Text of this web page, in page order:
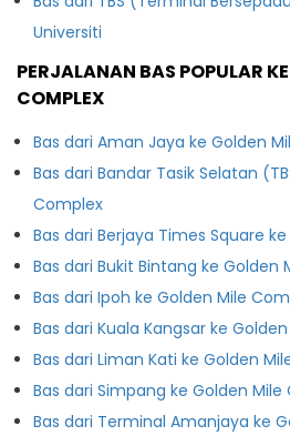
Universiti
PERJALANAN BAS POPULAR
COMPLEX
Bas dari Aman Jaya ke Golden
Bas dari Bandar Tasik Selatan
Complex
Bas dari Berjaya Times Square
Bas dari Bukit Bintang ke Golden
Bas dari Ipoh ke Golden Mile
Bas dari Kuala Kangsar ke
Bas dari Liman Kati ke Golden
Bas dari Simpang ke Golden Mile
Bas dari Terminal Amanjaya ke